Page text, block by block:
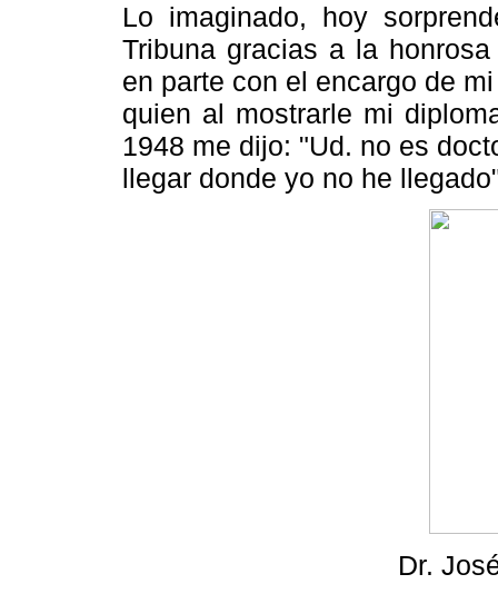
Lo imaginado, hoy
Tribuna gracias a la
en parte con el encargo de
quien al mostrarle mi
1948 me dijo: "Ud. no es
llegar donde yo no he
Dr.